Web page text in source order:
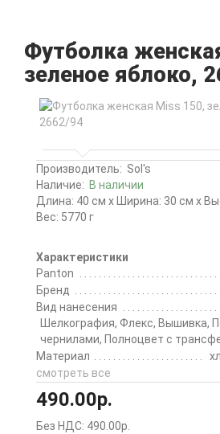
Футболка
зеленое яблоко,
Производитель: Sol's
Наличие: В наличии
Длина: 40 см x Ширина: 30 см x
Вес: 5770 г
Характеристики
Panton
Бренд
Вид нанесения
Шелкография, Флекс, Вышивка,
чернилами, Полноцвет с
Материал
смотреть все
490.00р.
Без НДС: 490.00р.